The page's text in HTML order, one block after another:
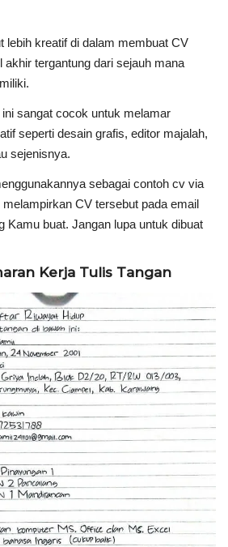
lebih kreatif di dalam membuat CV
akhir tergantung dari sejauh mana
sangat cocok untuk melamar
seperti desain grafis, editor majalah,
sejenisnya.
sebagai contoh cv via
CV tersebut pada email
Kamu buat. Jangan lupa untuk dibuat
Kerja Tulis Tangan